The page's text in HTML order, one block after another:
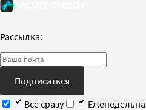
Рассылка:
Подписаться
Все сразу